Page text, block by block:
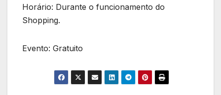
Horário: Durante o funcionamento do
Shopping.
Evento: Gratuito